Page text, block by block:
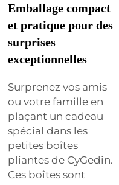
Emballage compact
et pratique pour des
surprises
exceptionnelles
Surprenez vos amis
ou votre famille en
plaçant un cadeau
spécial dans les
petites boîtes
pliantes de CyGedin.
Ces boîtes sont